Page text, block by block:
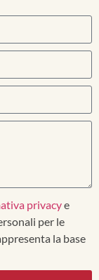
privacye
per le
la base